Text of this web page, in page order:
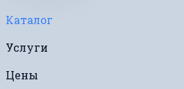
Каталог
Услуги
Цены